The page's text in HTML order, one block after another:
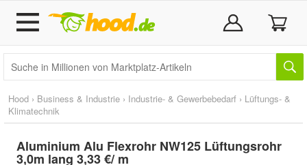
Hood › Business & Industrie › Industrie- & Gewerbebedarf › Lüftungs- &
Klimatechnik
Aluminium Alu Flexrohr NW125 Lüftungsrohr
3,0m lang 3,33 €/ m